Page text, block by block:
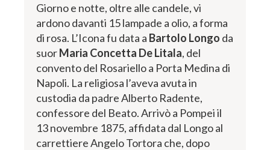
Giorno e notte, oltre alle candele, vi
ardono davanti 15 lampade a olio, a forma
di rosa. L’Icona fu data a Bartolo Longo da
suorMaria Concetta De Litala, del
convento del Rosariello a Porta Medina di
Napoli. La religiosa l’aveva avuta in
custodia da padre Alberto Radente,
confessore del Beato. Arrivò a Pompei il
13 novembre 1875, affidata dal Longo al
carrettiere Angelo Tortora che, dopo